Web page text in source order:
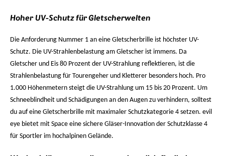
Hoher UV-Schutz für Gletscherwelten
Die Anforderung Nummer 1 an eine Gletscherbrille ist höchster UV-
Schutz. Die UV-Strahlenbelastung am Gletscher ist immens. Da
Gletscher und Eis 80 Prozent der UV-Strahlung reflektieren, ist die
Strahlenbelastung für Tourengeher und Kletterer besonders hoch. Pro
1.000 Höhenmetern steigt die UV-Strahlung um 15 bis 20 Prozent. Um
Schneeblindheit und Schädigungen an den Augen zu verhindern, solltest
du auf eine Gletscherbrille mit maximaler Schutzkategorie 4 setzen. evil
eye bietet mit Space eine sichere Gläser-Innovation der Schutzklasse 4
für Sportler im hochalpinen Gelände.